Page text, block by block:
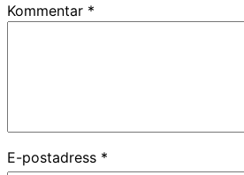
Kommentar *
E-postadress *